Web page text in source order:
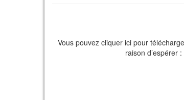
Vous pouvez cliquer ici pour
raison d’espérer